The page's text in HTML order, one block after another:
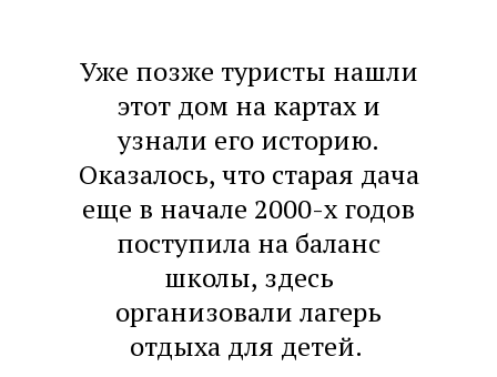
Уже позже туристы нашли
этот дом на картах и
узнали его историю.
Оказалось, что старая дача
еще в начале 2000-х годов
поступила на баланс
школы, здесь
организовали лагерь
отдыха для детей.